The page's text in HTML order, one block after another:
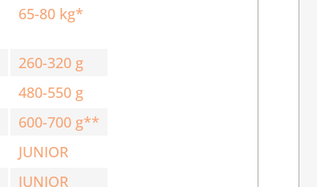
65-80 kg*
260-320 g
480-550 g
600-700 g**
JUNIOR
JUNIOR